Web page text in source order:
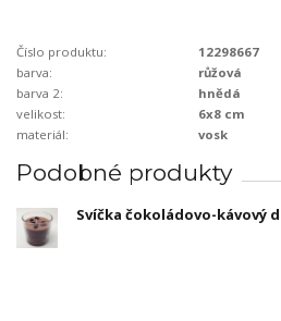
Číslo produktu:
12298667
barva:
růžová
barva 2:
hnědá
velikost:
6x8 cm
materiál:
vosk
Podobné produkty
Svíčka čokoládovo-kávový